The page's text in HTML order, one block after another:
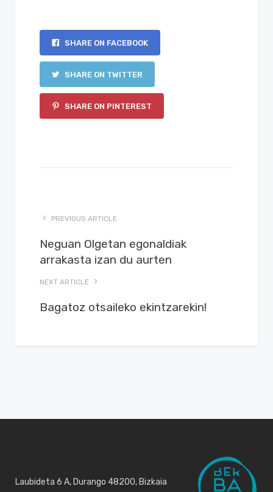
SHARE ON FACEBOOK
SHARE ON TWITTER
SHARE ON PINTEREST
PREVIOUS ARTICLE
Neguan Olgetan egonaldiak
arrakasta izan du aurten
NEXT ARTICLE
Bagatoz otsaileko ekintzarekin!
Laubideta 6 A, Durango 48200, Bizkaia